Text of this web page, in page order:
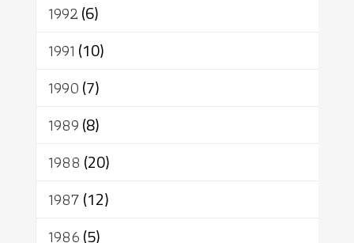
1992(6)
1991 (10)
1990(7)
1989(8)
1988 (20)
1987(12)
1986(5)